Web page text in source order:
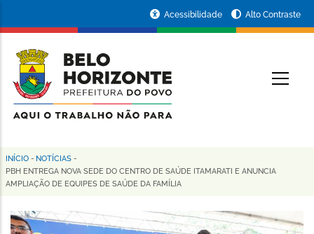
conteúdo
principal
da
Prefeitura
de
Horizonte
Acessibilidade Alto Contraste
Trilha
de
navegação
INÍCIO - NOTÍCIAS -
PBH ENTREGA NOVA SEDE DO CENTRO DE SAÚDE ITAMARATI E ANUNCIA
AMPLIAÇÃO DE EQUIPES DE SAÚDE DA FAMÍLIA